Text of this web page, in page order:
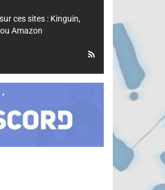
ces sites : Kinguin,
ouAmazon